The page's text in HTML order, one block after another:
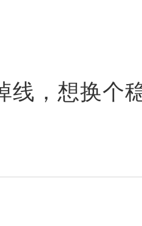
线，想换个